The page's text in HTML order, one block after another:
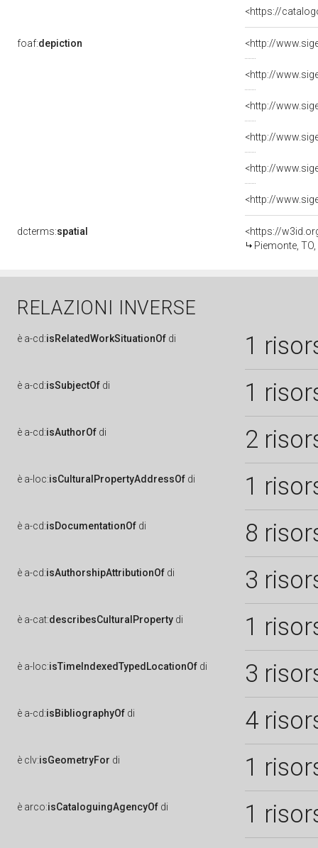
<https://
foaf:depiction
dcterms:spatial
<https://
Piemonte,
RELAZIONI INVERSE
è a-cd:isRelatedWorkSituationOf di 1
è a-cd:isSubjectOf di 1
è a-cd:isAuthorOf di 2
è a-loc:isCulturalPropertyAddressOf di 1
è a-cd:isDocumentationOf di 8
è a-cd:isAuthorshipAttributionOf di 3
è a-cat:describesCulturalProperty di 1
è a-loc:isTimeIndexedTypedLocationOf di 3
è a-cd:isBibliographyOf di 4
è clv:isGeometryFor di 1
è arco:isCataloguingAgencyOf di
1